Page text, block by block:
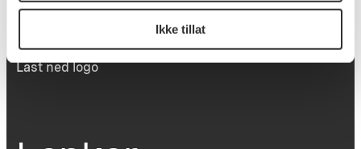
Ikke tillat
Personvernerklæring
Dokumentasjonsskjema
Last ned logo